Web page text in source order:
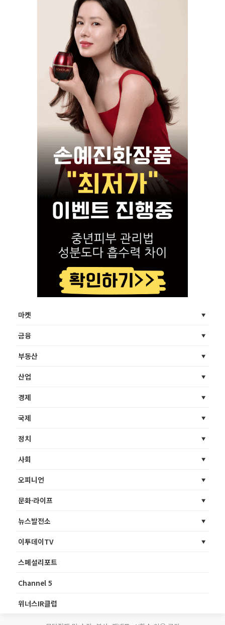
마켓
금융
부동산
산업
경제
국제
정치
사회
오피니언
문화·라이프
뉴스발전소
이투데이TV
스페셜리포트
Channel 5
위너스IR클럽